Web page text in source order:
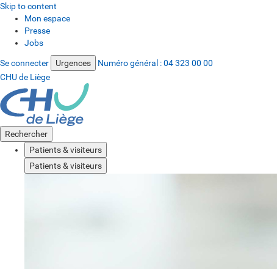
Skip to content
Mon espace
Presse
Jobs
Se connecter Urgences Numéro général :04 323 00 00
CHU de Liège
Rechercher
Patients & visiteurs
Patients & visiteurs